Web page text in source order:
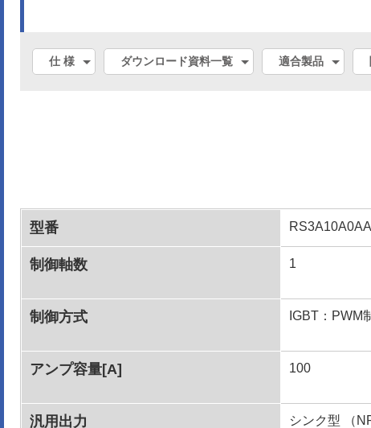
仕 様 ダウンロード資料一覧 適合製品
型番
制御軸数 1
制御方式 IGBT：
アンプ容量[A] 100
汎用出力 シンク型 （